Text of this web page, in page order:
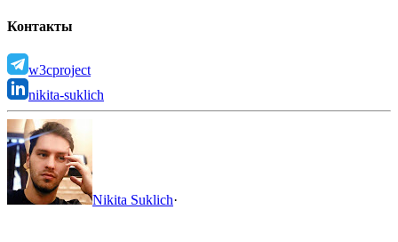
Контакты
w3cproject
nikita-suklich
Nikita Suklich·